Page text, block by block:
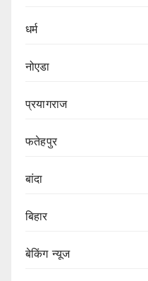
धर्म
नोएडा
प्रयागराज
फतेहपुर
बांदा
बिहार
बेकिंग न्यूज